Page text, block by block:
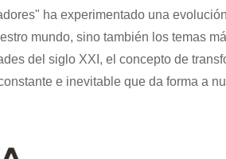
ha experimentado una
mundo, sino también los temas
del siglo XXI, el concepto de
e inevitable que da forma a